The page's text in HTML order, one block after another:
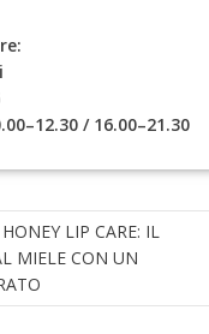
/ 16.00–21.30
LIP CARE: IL
MIELE CON UN